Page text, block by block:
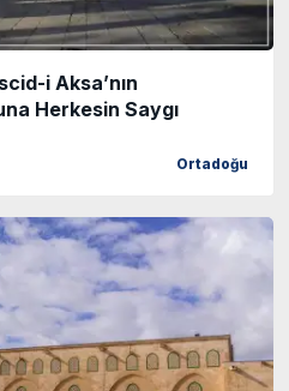
i Aksa’nın
Herkesin Saygı
Ortadoğu